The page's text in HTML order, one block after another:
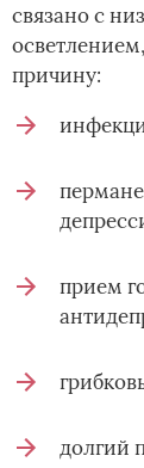
связано с
причину:
прием
долгий